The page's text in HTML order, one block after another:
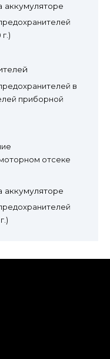
аккумуляторе
в
приборной
отсеке
аккумуляторе